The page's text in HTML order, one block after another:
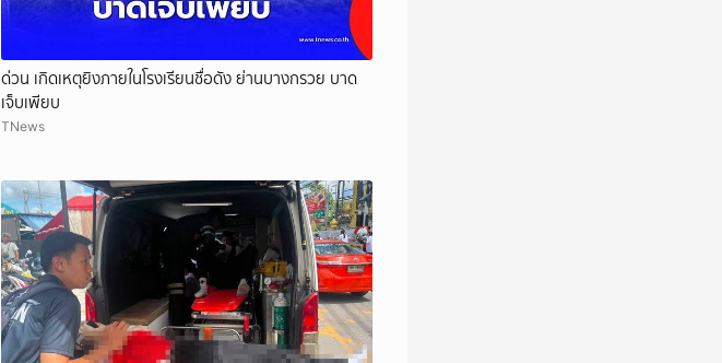
ด่วน เกิดเหตุยิงภายในโรงเรียนชื่อดัง ย่านบางกรวย บาด
เจ็บเพียบ
TNews